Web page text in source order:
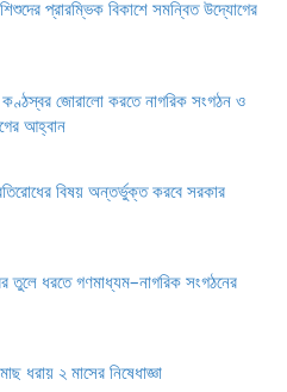
প্রারম্ভিক বিকাশে সমন্বিত উদ্যোগের
কণ্ঠস্বর জোরালো করতে নাগরিক সংগঠন ও
আহ্বান
বিষয় অন্তর্ভুক্ত করবে সরকার
তুলে ধরতে গণমাধ্যম–নাগরিক সংগঠনের
ধরায় ২ মাসের নিষেধাজ্ঞা